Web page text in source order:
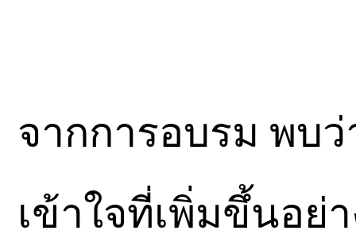
จากการอบรม พบ
เข้าใจที่เพิ่มขึ้นอย่